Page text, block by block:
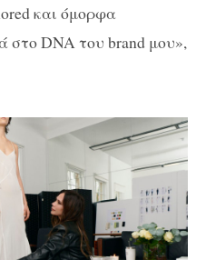
και όμορφα
στο DNA του brand μου»,